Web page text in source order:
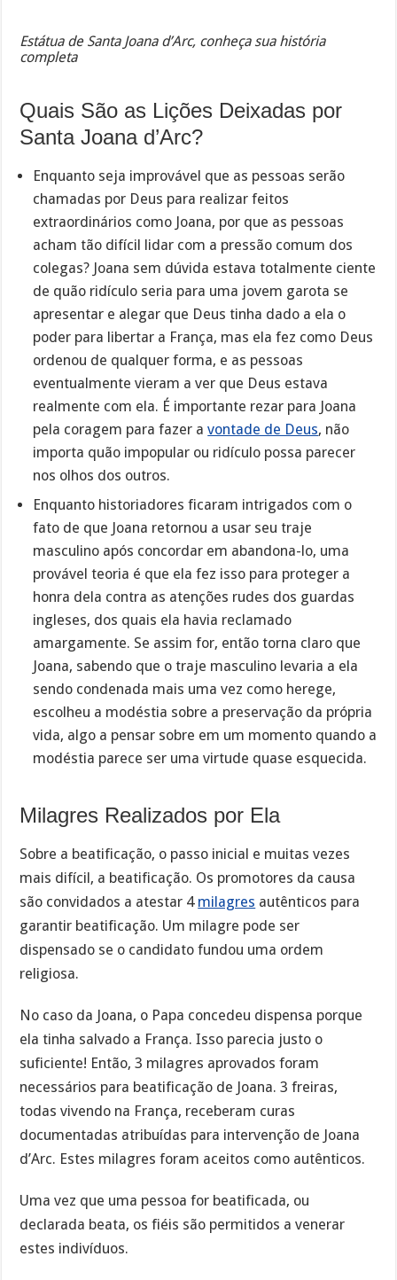
Estátua de Santa Joana d’Arc, conheça sua história
completa
Quais São as Lições Deixadas por
Santa Joana d’Arc?
Enquanto seja improvável que as pessoas serão
chamadas por Deus para realizar feitos
extraordinários como Joana, por que as pessoas
acham tão difícil lidar com a pressão comum dos
colegas? Joana sem dúvida estava totalmente ciente
de quão ridículo seria para uma jovem garota se
apresentar e alegar que Deus tinha dado a ela o
poder para libertar a França, mas ela fez como Deus
ordenou de qualquer forma, e as pessoas
eventualmente vieram a ver que Deus estava
realmente com ela. É importante rezar para Joana
pela coragem para fazer avontade de Deus, não
importa quão impopular ou ridículo possa parecer
nos olhos dos outros.
Enquanto historiadores ficaram intrigados com o
fato de que Joana retornou a usar seu traje
masculino após concordar em abandona-lo, uma
provável teoria é que ela fez isso para proteger a
honra dela contra as atenções rudes dos guardas
ingleses, dos quais ela havia reclamado
amargamente. Se assim for, então torna claro que
Joana, sabendo que o traje masculino levaria a ela
sendo condenada mais uma vez como herege,
escolheu a modéstia sobre a preservação da própria
vida, algo a pensar sobre em um momento quando a
modéstia parece ser uma virtude quase esquecida.
Milagres Realizados por Ela
Sobre a beatificação, o passo inicial e muitas vezes
mais difícil, a beatificação. Os promotores da causa
são convidados a atestar 4 milagres autênticos para
garantir beatificação. Um milagre pode ser
dispensado se o candidato fundou uma ordem
religiosa.
No caso da Joana, o Papa concedeu dispensa porque
ela tinha salvado a França. Isso parecia justo o
suficiente! Então, 3 milagres aprovados foram
necessários para beatificação de Joana. 3 freiras,
todas vivendo na França, receberam curas
documentadas atribuídas para intervenção de Joana
d’Arc. Estes milagres foram aceitos como autênticos.
Uma vez que uma pessoa for beatificada, ou
declarada beata, os fiéis são permitidos a venerar
estes indivíduos.